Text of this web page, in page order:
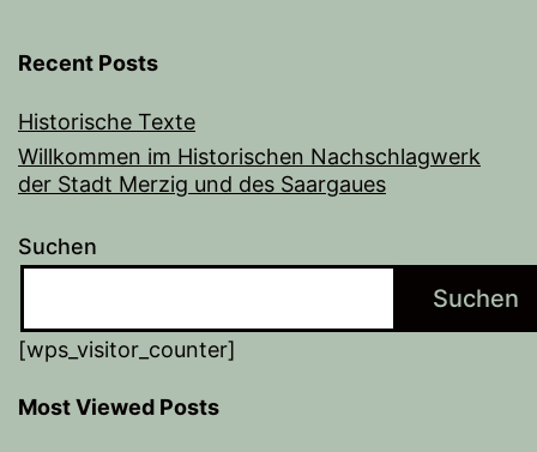
Recent Posts
Historische Texte
Willkommen im Historischen Nachschlagwerk
der Stadt Merzig und des Saargaues
Suchen
Suchen
[wps_visitor_counter]
Most Viewed Posts